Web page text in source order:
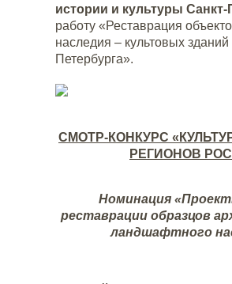
истории и культуры Санкт-
работу «Реставрация
наследия – культовых
Петербурга».
СМОТР-КОНКУРС
РЕГИОНОВ
Номинация
реставрации образцов
ландшафтного